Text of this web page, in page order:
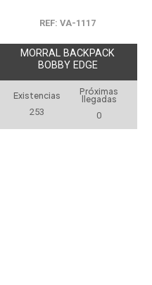
REF: VA-1117
MORRAL BACKPACK
BOBBY EDGE
Existencias
253
Próximas
llegadas
0